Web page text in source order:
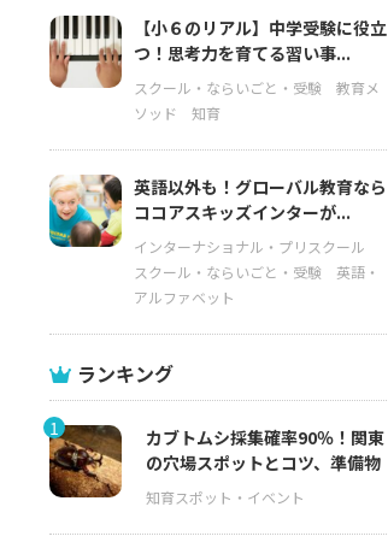
【小６のリアル】中学受験に役立
つ！思考力を育てる習い事...
スクール・ならいごと・受験
教育メ
ソッド
知育
英語以外も！グローバル教育なら
ココアスキッズインターが...
インターナショナル・プリスクール
スクール・ならいごと・受験
英語・
アルファベット
ランキング
1
カブトムシ採集確率90％！関東
の穴場スポットとコツ、準備物